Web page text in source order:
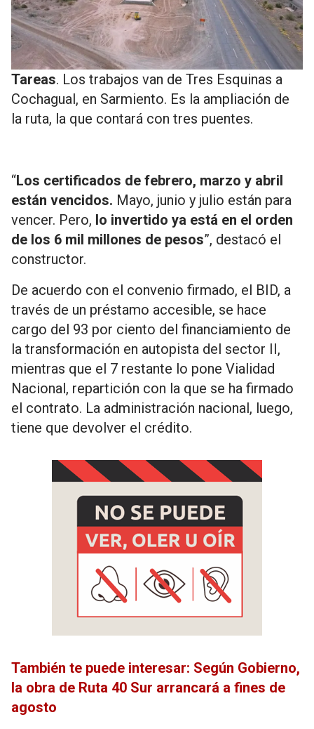
Tareas. Los trabajos van de Tres Esquinas a
Cochagual, en Sarmiento. Es la ampliación de
la ruta, la que contará con tres puentes.
“Los certificados de febrero, marzo y abril
están vencidos. Mayo, junio y julio están para
vencer. Pero, lo invertido ya está en el orden
de los 6 mil millones de pesos”, destacó el
constructor.
De acuerdo con el convenio firmado, el BID, a
través de un préstamo accesible, se hace
cargo del 93 por ciento del financiamiento de
la transformación en autopista del sector II,
mientras que el 7 restante lo pone Vialidad
Nacional, repartición con la que se ha firmado
el contrato. La administración nacional, luego,
tiene que devolver el crédito.
También te puede interesar: Según Gobierno,
la obra de Ruta 40 Sur arrancará a fines de
agosto